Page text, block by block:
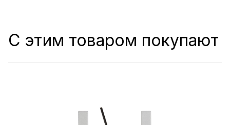
С этим товаром покупают